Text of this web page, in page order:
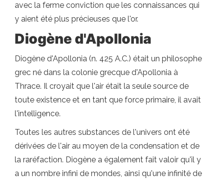
avec la ferme conviction que les connaissances qui
y aient été plus précieuses que l'or.
Diogène d'Apollonia
Diogène d'Apollonia (n. 425 A.C.) était un philosophe
grec né dans la colonie grecque d'Apollonia à
Thrace. Il croyait que l'air était la seule source de
toute existence et en tant que force primaire, il avait
l'intelligence.
Toutes les autres substances de l'univers ont été
dérivées de l'air au moyen de la condensation et de
la raréfaction. Diogène a également fait valoir qu'il y
a un nombre infini de mondes, ainsi qu'une infinité de